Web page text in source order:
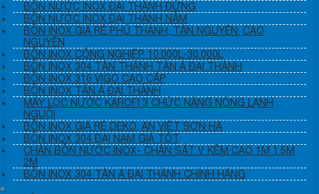
BỒN NƯỚC INOX ĐẠI THÀNH ĐỨNG
BỒN NƯỚC INOX ĐẠI THÀNH NẰM
BỒN INOX GIÁ RẺ PHÚ THÀNH, TÂN NGUYÊN, CAO
NGUYÊN
BỒN INOX CÔNG NGHIỆP 10.000L-30.000L
BỒN INOX 304 TÂN THÀNH TÂN Á ĐẠI THÀNH
BỒN INOX 316 VIGO CAO CẤP
BỒN INOX TÂN Á ĐẠI THÀNH
MÁY LỌC NƯỚC KAROFI 3 CHỨC NĂNG NÓNG LẠNH
NGUỘI
BỒN INOX GIÁ RẺ DEKO, AN VIỆT SƠN HÀ
BỒN INOX 304 ĐẠI NAM GIÁ TỐT
CHÂN BỒN NƯỚC INOX- CHÂN SẮT V KẼM CAO 1M 1.5M
2M
BỒN INOX 304 TÂN Á ĐẠI THÀNH CHÍNH HÃNG